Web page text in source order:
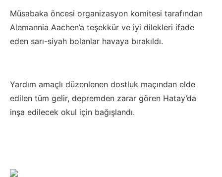
Müsabaka öncesi organizasyon komitesi tarafından
Alemannia Aachen’a teşekkür ve iyi dilekleri ifade
eden sarı-siyah bolanlar havaya bırakıldı.
Yardım amaçlı düzenlenen dostluk maçından elde
edilen tüm gelir, depremden zarar gören Hatay’da
inşa edilecek okul için bağışlandı.